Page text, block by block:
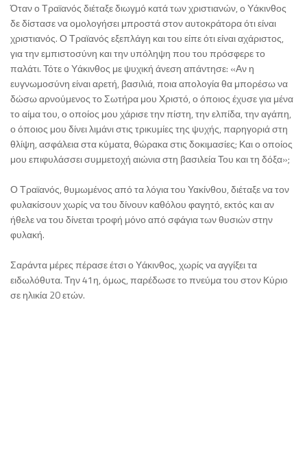
Όταν ο Τραϊανός διέταξε διωγμό κατά των χριστιανών, ο Υάκινθος
δε δίστασε να ομολογήσει μπροστά στον αυτοκράτορα ότι είναι
χριστιανός. Ο Τραϊανός εξεπλάγη και του είπε ότι είναι αχάριστος,
για την εμπιστοσύνη και την υπόληψη που του πρόσφερε το
παλάτι. Τότε ο Υάκινθος με ψυχική άνεση απάντησε: «Αν η
ευγνωμοσύνη είναι αρετή, βασιλιά, ποια απολογία θα μπορέσω να
δώσω αρνούμενος το Σωτήρα μου Χριστό, ο όποιος έχυσε για μένα
το αίμα του, ο οποίος μου χάρισε την πίστη, την ελπίδα, την αγάπη,
ο όποιος μου δίνει λιμάνι στις τρικυμίες της ψυχής, παρηγοριά στη
θλίψη, ασφάλεια στα κύματα, θώρακα στις δοκιμασίες; Και ο οποίος
μου επιφυλάσσει συμμετοχή αιώνια στη βασιλεία Του και τη δόξα»;
Ο Τραϊανός, θυμωμένος από τα λόγια του Υακίνθου, διέταξε να τον
φυλακίσουν χωρίς να του δίνουν καθόλου φαγητό, εκτός και αν
ήθελε να του δίνεται τροφή μόνο από σφάγια των θυσιών στην
φυλακή.
Σαράντα μέρες πέρασε έτσι ο Υάκινθος, χωρίς να αγγίξει τα
ειδωλόθυτα. Την 41η, όμως, παρέδωσε το πνεύμα του στον Κύριο
σε ηλικία 20 ετών.